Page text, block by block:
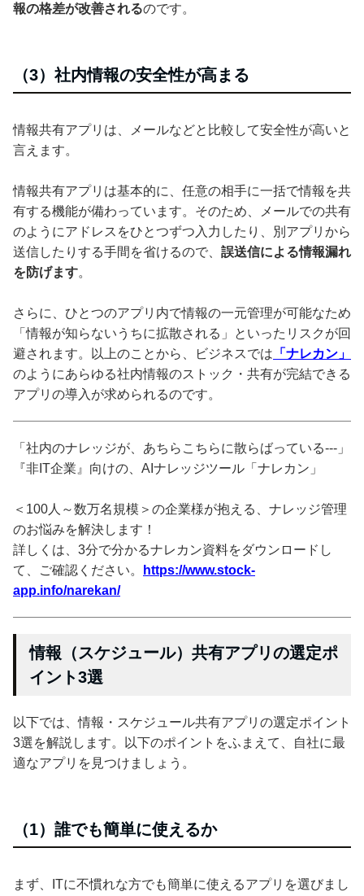
報の格差が改善されるのです。
（3）社内情報の安全性が高まる
情報共有アプリは、メールなどと比較して安全性が高いと
言えます。
情報共有アプリは基本的に、任意の相手に一括で情報を共
有する機能が備わっています。そのため、メールでの共有
のようにアドレスをひとつずつ入力したり、別アプリから
送信したりする手間を省けるので、 誤送信による情報漏れ
を防げます。
さらに、ひとつのアプリ内で情報の一元管理が可能なため
「情報が知らないうちに拡散される」といったリスクが回
避されます。以上のことから、ビジネスでは 「ナレカン」
のようにあらゆる社内情報のストック・共有が完結できる
アプリの導入が求められるのです。
「社内のナレッジが、あちらこちらに散らばっている---」
『非IT企業』向けの、AIナレッジツール「ナレカン」
＜100人～数万名規模＞の企業様が抱える、ナレッジ管理
のお悩みを解決します！
詳しくは、3分で分かるナレカン資料をダウンロードし
て、ご確認ください。
https://www.stock-
app.info/narekan/
情報（スケジュール）共有アプリの選定ポ
イント3選
以下では、情報・スケジュール共有アプリの選定ポイント
3選を解説します。以下のポイントをふまえて、自社に最
適なアプリを見つけましょう。
（1）誰でも簡単に使えるか
まず、ITに不慣れな方でも簡単に使えるアプリを選びまし